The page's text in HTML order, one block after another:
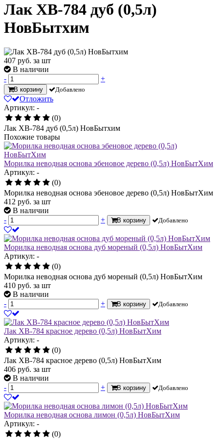
Лак ХВ-784 дуб (0,5л)
НовБытхим
407 руб. за шт
В наличии
-
+
В корзину Добавлено
Отложить
Артикул: -
(0)
Лак ХВ-784 дуб (0,5л) НовБытхим
Похожие товары
Морилка неводная основа эбеновое дерево (0,5л) НовБытХим
Артикул: -
(0)
Морилка неводная основа эбеновое дерево (0,5л) НовБытХим
412 руб. за шт
В наличии
-
+ В корзину Добавлено
Морилка неводная основа дуб мореный (0,5л) НовБытХим
Артикул: -
(0)
Морилка неводная основа дуб мореный (0,5л) НовБытХим
410 руб. за шт
В наличии
-
+ В корзину Добавлено
Лак ХВ-784 красное дерево (0,5л) НовБытХим
Артикул: -
(0)
Лак ХВ-784 красное дерево (0,5л) НовБытХим
406 руб. за шт
В наличии
-
+ В корзину Добавлено
Морилка неводная основа лимон (0,5л) НовБытХим
Артикул: -
(0)